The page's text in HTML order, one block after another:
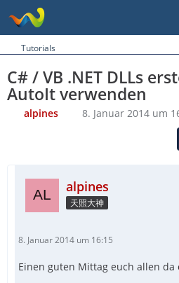
Tutorials
C# / VB .NET DLLs
AutoIt verwenden
alpines 8. Januar 2014 um
alpines
天照大神
8. Januar 2014 um 16:15
Einen guten Mittag euch allen da